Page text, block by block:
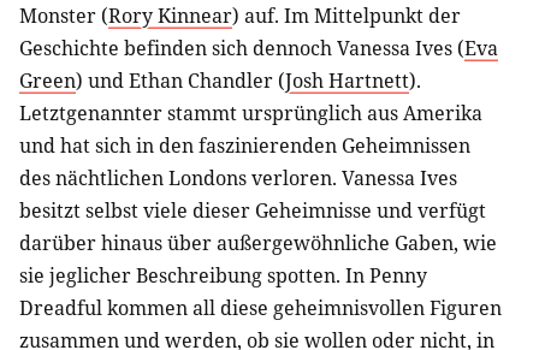
Monster (Rory Kinnear) auf. Im Mittelpunkt der
Geschichte befinden sich dennoch Vanessa Ives (Eva
Green) und Ethan Chandler (Josh Hartnett).
Letztgenannter stammt ursprünglich aus Amerika
und hat sich in den faszinierenden Geheimnissen
des nächtlichen Londons verloren. Vanessa Ives
besitzt selbst viele dieser Geheimnisse und verfügt
darüber hinaus über außergewöhnliche Gaben, wie
sie jeglicher Beschreibung spotten. In Penny
Dreadful kommen all diese geheimnisvollen Figuren
zusammen und werden, ob sie wollen oder nicht, in